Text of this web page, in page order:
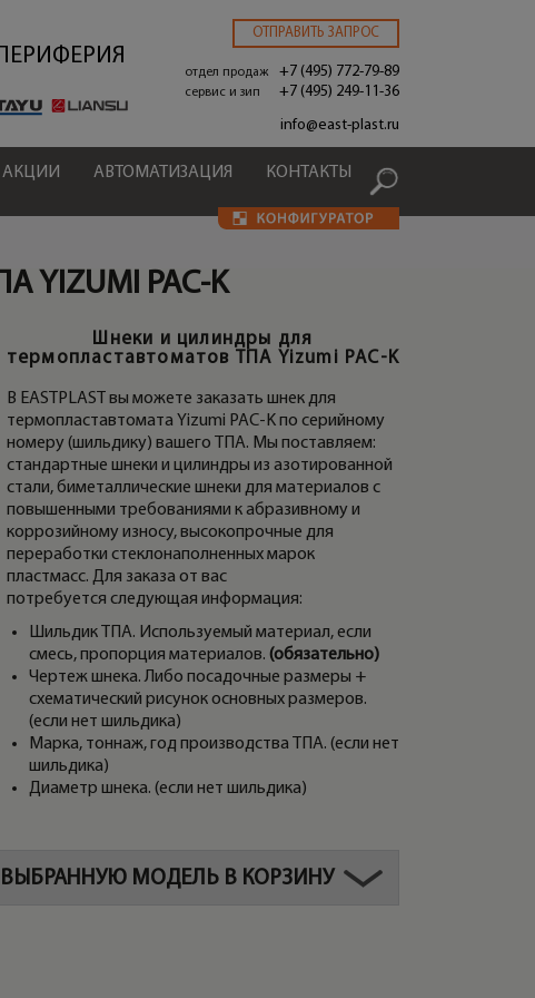
ОТПРАВИТЬ ЗАПРОС
отдел продаж +7 (495) 772-79-89
сервис и зип
+7 (495) 249-11-36
info@east-plast.ru
АКЦИИ АВТОМАТИЗАЦИЯ КОНТАКТЫ
PAC-K
ЦИЛИНДРЫ ТПА YIZUMI PAC-K
МАТЕРИАЛЬНЫЕ
Шнеки и цилиндры для
термопластавтоматов ТПА Yizumi PAC-K
В EASTPLAST вы можете заказать шнек для
термопластавтомата Yizumi PAC-K по серийному
номеру (шильдику) вашего ТПА. Мы поставляем:
стандартные шнеки и цилиндры из азотированной
стали, биметаллические шнеки для материалов с
повышенными требованиями к абразивному и
коррозийному износу, высокопрочные для
переработки стеклонаполненных марок
пластмасс. Для заказа от вас
потребуется следующая информация:
Шильдик ТПА. Используемый материал, если
смесь, пропорция материалов. (обязательно)
Чертеж шнека. Либо посадочные размеры +
схематический рисунок основных размеров.
(если нет шильдика)
Марка, тоннаж, год производства ТПА. (если нет
шильдика)
Диаметр шнека. (если нет шильдика)
МОДЕЛЬ В КОРЗИНУ